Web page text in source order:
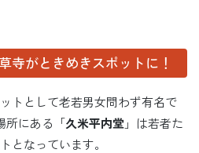
がときめきスポットに！
トとして老若男女問わず有名で
所にある「久米平内堂 」は若者た
となっています。